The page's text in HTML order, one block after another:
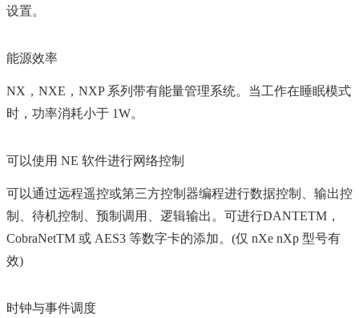
设置。
能源效率
NX，NXE，NXP 系列带有能量管理系统。当工作在睡眠模式
时，功率消耗小于 1W。
可以使用 NE 软件进行网络控制
可以通过远程遥控或第三方控制器编程进行数据控制、输出控
制、待机控制、预制调用、逻辑输出。可进行DANTETM，
CobraNetTM 或 AES3 等数字卡的添加。(仅 nXe nXp 型号有
效)
时钟与事件调度